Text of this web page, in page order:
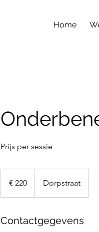
Home
Prijs per sessie
€ 220 Dorpstraat
Contactgegevens